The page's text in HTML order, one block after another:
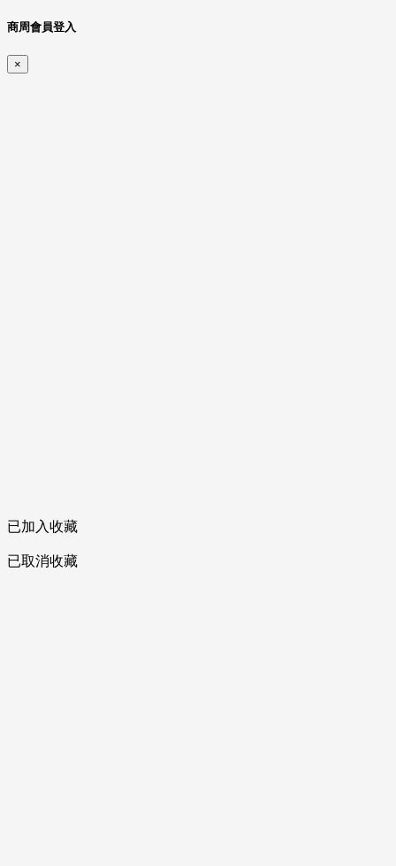
商周會員登入
×
已加入收藏
已取消收藏